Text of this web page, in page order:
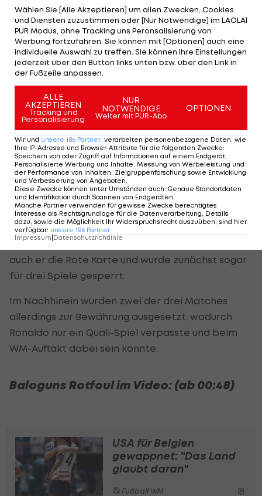
Weltverbandes.
"Danke an die FIFA, dass sie das Richtige getan und
eine große Ungerechtigkeit rückgängig gemacht
hat", schrieb Trump auf Truth Social. Die Partie
gegen Belgien findet in der Nacht auf Dienstag
(2:00) statt.
Zum WM-Programm >>>
Auch Ronaldo profitierte schon davon
Eine ähnliche Situation gab es im Vorfeld der
Weltmeisterschaft schon beiCristiano Ronaldo
Nach einem Ellbogenschlag gegen einen Gegner
im WM-Qualifikationsspiel gegen Irland bekam
auch er die Rote Karte und wurde zunächst sogar
für drei Spiele gesperrt.
Im Nachhinein wurden zwei der drei Matches
allerdings zur Bewährung ausgesetzt, wodurch
Ronaldo nur ein Quali-Spiel verpasste und beim
WM-Auftakt dabei sein konnte.
Baloguns Rotfoul im Video: (ab 00:48)
USA für Belgien
gewappnet: "Das Land
glaubt daran"
Fußball WM
Wählen Sie [Alle Akzeptieren] um allen Zwecken, Cookies
und Diensten zuzustimmen oder [Nur Notwendige] im LAOLA1
PUR Modus, ohne Tracking uns Peronsalisierung von
Werbung fortzufahren. Sie können mit [Optionen] auch eine
individuelle Auswahl zu treffen. Sie können Ihre Einstellungen
jederzeit über den Button links unten bzw. über den Link in
der Fußzeile anpassen.
ALLE
AKZEPTIEREN
Tracking und
Personalisierung
NUR
NOTWENDIGE
Weiter mit PUR-Abo
OPTIONEN
Wir und unsere 186 Partner verarbeiten personenbezogene Daten, wie
Ihre IP-Adresse und Browser-Attribute für die folgenden Zwecke:
Speichern von oder Zugriff auf Informationen auf einem Endgerät;
Personalisierte Werbung und Inhalte, Messung von Werbeleistung und
der Performance von Inhalten, Zielgruppenforschung sowie Entwicklung
und Verbesserung von Angeboten.
Diese Zwecke können unter Umständen auch: Genaue Standortdaten
und Identifikation durch Scannen von Endgeräten.
Manche Partner verwenden für gewisse Zwecke berechtigtes
Interesse als Rechtsgrundlage für die Datenverarbeitung. Details
dazu, sowie die Möglichkeit Ihr Widerspruchsrecht auszuüben, sind hier
verfügbar: unsere 186 Partner
Impressum Datenschutzrichtlinie